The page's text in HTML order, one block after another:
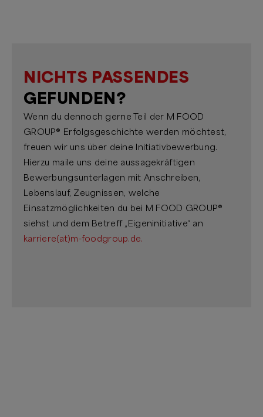
NICHTS PASSENDES
GEFUNDEN?
Wenn du dennoch gerne Teil der M FOOD
GROUP® Erfolgsgeschichte werden möchtest,
freuen wir uns über deine Initiativbewerbung.
Hierzu maile uns deine aussagekräftigen
Bewerbungsunterlagen mit Anschreiben,
Lebenslauf, Zeugnissen, welche
Einsatzmöglichkeiten du bei M FOOD GROUP®
siehst und dem Betreff „Eigeninitiative“ an
karriere(at)m-foodgroup.de.